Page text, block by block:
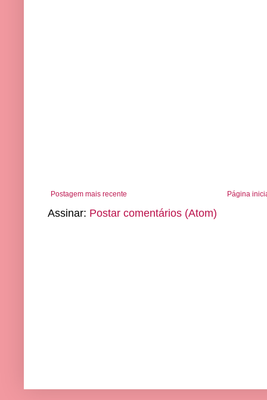
Postagem mais recente Página
Assinar: Postar comentários (Atom)